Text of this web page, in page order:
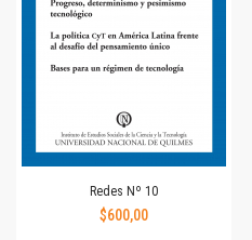
Redes Nº 10
$600,00